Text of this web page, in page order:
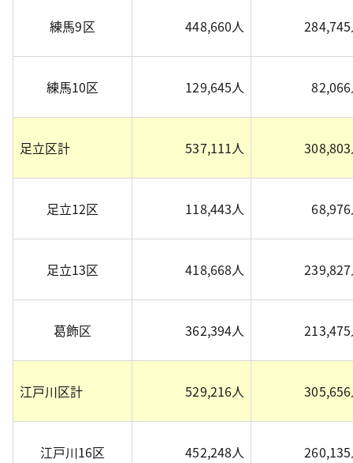
練馬9区 448,660人
練馬10区 129,645人
足立区計 537,111人
足立12区 118,443人
足立13区 418,668人
葛飾区 362,394人
江戸川区計 529,216人
江戸川16区 452,248人